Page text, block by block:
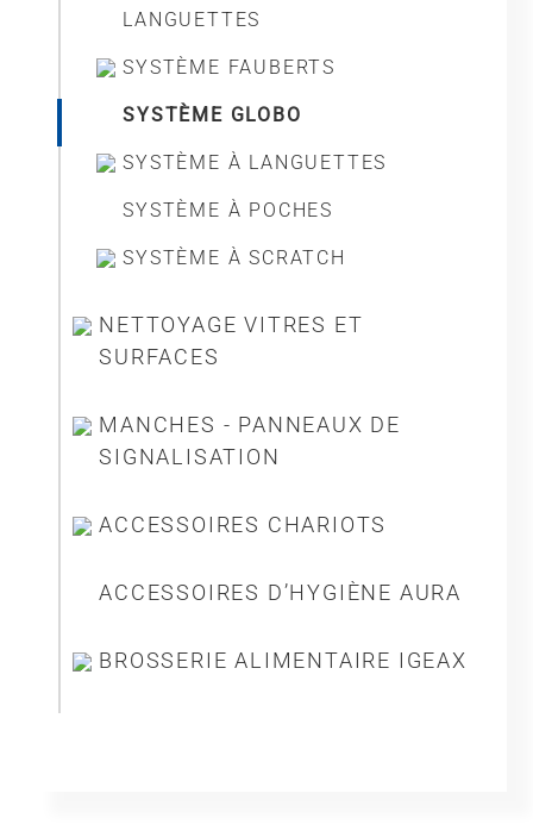
LANGUETTES
SYSTÈME FAUBERTS
SYSTÈME GLOBO
SYSTÈME À LANGUETTES
SYSTÈME À POCHES
SYSTÈME À SCRATCH
NETTOYAGE VITRES ET
SURFACES
MANCHES - PANNEAUX DE
SIGNALISATION
ACCESSOIRES CHARIOTS
ACCESSOIRES D’HYGIÈNE AURA
BROSSERIE ALIMENTAIRE IGEAX